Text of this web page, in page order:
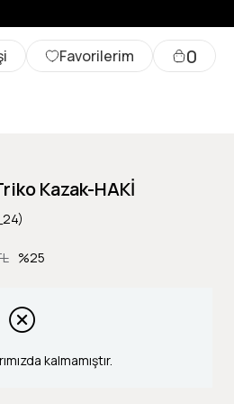
Favorilerim 0
Kazak-HAKİ
25
kalmamıştır.